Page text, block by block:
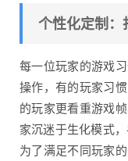
个性化定制：
每一位玩家的游戏
操作，有的玩家习
的玩家更看重游戏
家沉迷于生化模式
为了满足不同玩家